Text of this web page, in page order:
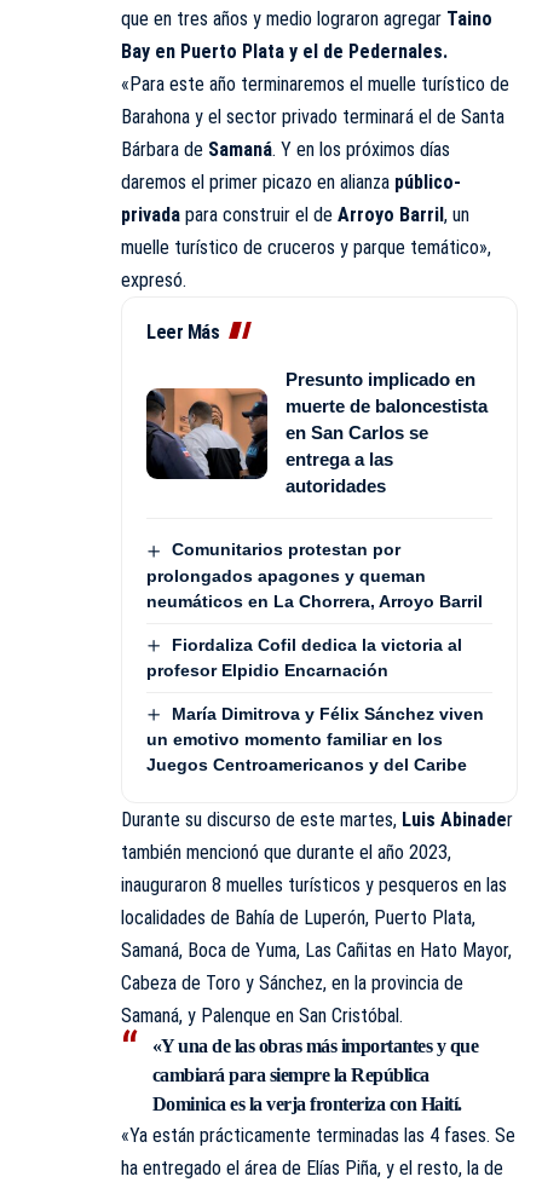
que en tres años y medio lograron agregar Taino
Bay en Puerto Plata y el de Pedernales.
«Para este año terminaremos el muelle turístico de
Barahona y el sector privado terminará el de Santa
Bárbara de Samaná. Y en los próximos días
daremos el primer picazo en alianza público-
privada para construir el de Arroyo Barril , un
muelle turístico de cruceros y parque temático»,
expresó.
Leer Más
Presunto implicado en
muerte de baloncestista
en San Carlos se
entrega a las
autoridades
Comunitarios protestan por
prolongados apagones y queman
neumáticos en La Chorrera, Arroyo Barril
Fiordaliza Cofil dedica la victoria al
profesor Elpidio Encarnación
María Dimitrova y Félix Sánchez viven
un emotivo momento familiar en los
Juegos Centroamericanos y del Caribe
Durante su discurso de este martes, Luis Abinader
también mencionó que durante el año 2023,
inauguraron 8 muelles turísticos y pesqueros en las
localidades de Bahía de Luperón, Puerto Plata,
Samaná, Boca de Yuma, Las Cañitas en Hato Mayor,
Cabeza de Toro y Sánchez, en la provincia de
Samaná, y Palenque en San Cristóbal.
«Y una de las obras más importantes y que
cambiará para siempre la República
Dominica es la verja fronteriza con Haití.
«Ya están prácticamente terminadas las 4 fases. Se
ha entregado el área de Elías Piña, y el resto, la de